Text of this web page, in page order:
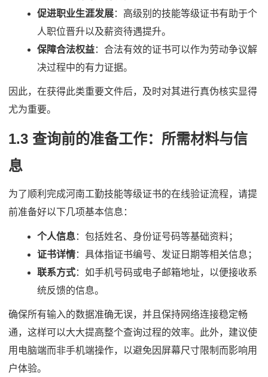
促进职业生涯发展：高级别的技能等级证书有助于个
人职位晋升以及薪资待遇提升。
保障合法权益：合法有效的证书可以作为劳动争议解
决过程中的有力证据。
因此，在获得此类重要文件后，及时对其进行真伪核实显得
尤为重要。
1.3 查询前的准备工作：所需材料与信
息
为了顺利完成河南工勤技能等级证书的在线验证流程，请提
前准备好以下几项基本信息：
个人信息：包括姓名、身份证号码等基础资料；
证书详情：具体指证书编号、发证日期等相关信息；
联系方式：如手机号码或电子邮箱地址，以便接收系
统反馈的信息。
确保所有输入的数据准确无误，并且保持网络连接稳定畅
通，这样可以大大提高整个查询过程的效率。此外，建议使
用电脑端而非手机端操作，以避免因屏幕尺寸限制而影响用
户体验。